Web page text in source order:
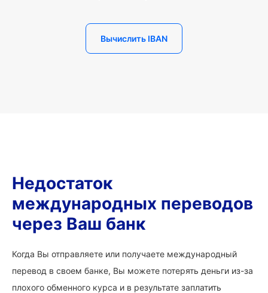
Вычислить IBAN
Недостаток
международных переводов
через Ваш банк
Когда Вы отправляете или получаете международный
перевод в своем банке, Вы можете потерять деньги из-за
плохого обменного курса и в результате заплатить